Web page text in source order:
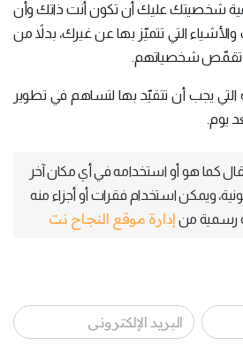
شخصيتك عليك أن تكون أنت ذاتك وأن
التي تتميّز بها عن غيرك، بدلاً من
وتقمّص شخصياتهم.
يجب أن تتقيّد بها لتساهم في تطوير
يوم.
كما هو أو استخدامه في أي مكان آخر
ويمكن استخدام فقرات أو أجزاء منه
رسمية من إدارة موقع النجاح نت